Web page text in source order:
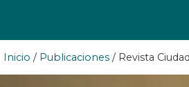
Inicio / Publicaciones / Revista